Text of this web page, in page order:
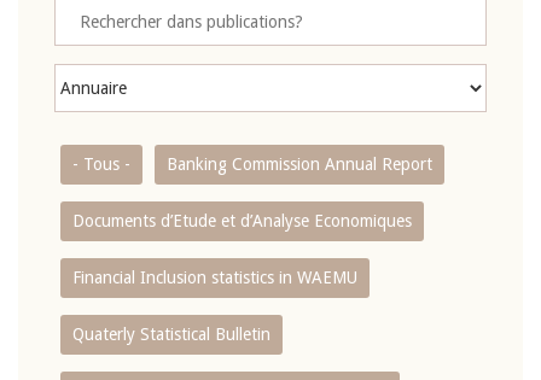
- Tous - Banking Commission Annual Report
Documents d’Etude et d’Analyse Economiques
Financial Inclusion statistics in WAEMU
Quaterly Statistical Bulletin